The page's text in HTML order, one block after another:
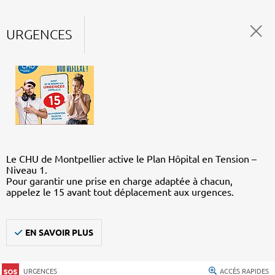
URGENCES
Le CHU de Montpellier active le Plan Hôpital en Tension –
Niveau 1.
Pour garantir une prise en charge adaptée à chacun,
appelez le 15 avant tout déplacement aux urgences.
EN SAVOIR PLUS
URGENCES ACCÈS RAPIDES